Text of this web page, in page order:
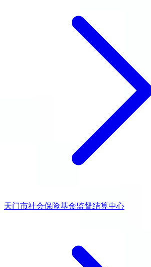
天门市社会保险基金监督结算中心